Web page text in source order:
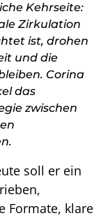
Kehrseite:
Zirkulation
ist, drohen
und die
Corina
das
zwischen
soll er ein
Formate, klare